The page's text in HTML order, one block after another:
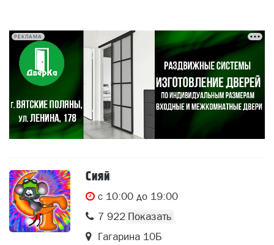
РЕКЛАМА
Сияй
c 10:00 до 19:00
7 922 667 0141
Гагарина 10Б